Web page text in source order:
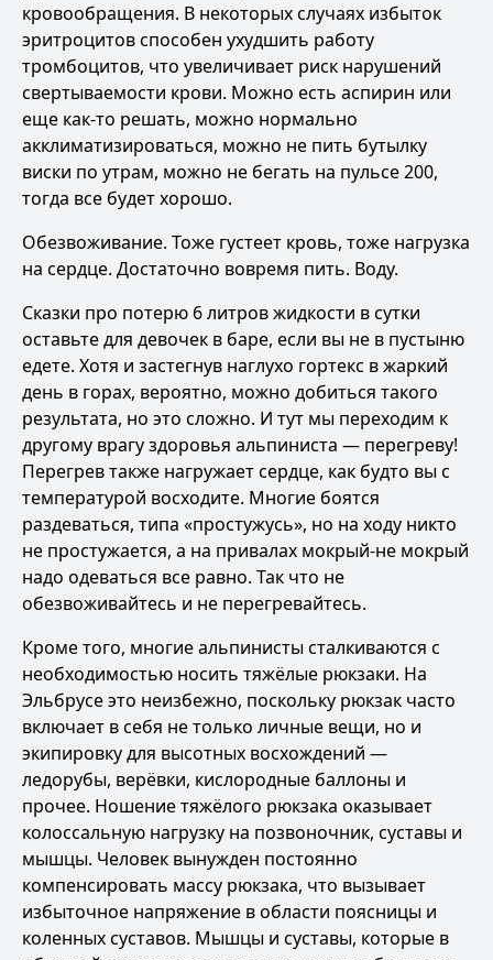
кровообращения. В некоторых случаях избыток
эритроцитов способен ухудшить работу
тромбоцитов, что увеличивает риск нарушений
свертываемости крови. Можно есть аспирин или
еще как-то решать, можно нормально
акклиматизироваться, можно не пить бутылку
виски по утрам, можно не бегать на пульсе 200,
тогда все будет хорошо.
Обезвоживание. Тоже густеет кровь, тоже нагрузка
на сердце. Достаточно вовремя пить. Воду.
Сказки про потерю 6 литров жидкости в сутки
оставьте для девочек в баре, если вы не в пустыню
едете. Хотя и застегнув наглухо гортекс в жаркий
день в горах, вероятно, можно добиться такого
результата, но это сложно. И тут мы переходим к
другому врагу здоровья альпиниста — перегреву!
Перегрев также нагружает сердце, как будто вы с
температурой восходите. Многие боятся
раздеваться, типа «простужусь», но на ходу никто
не простужается, а на привалах мокрый-не мокрый
надо одеваться все равно. Так что не
обезвоживайтесь и не перегревайтесь.
Кроме того, многие альпинисты сталкиваются с
необходимостью носить тяжёлые рюкзаки. На
Эльбрусе это неизбежно, поскольку рюкзак часто
включает в себя не только личные вещи, но и
экипировку для высотных восхождений —
ледорубы, верёвки, кислородные баллоны и
прочее. Ношение тяжёлого рюкзака оказывает
колоссальную нагрузку на позвоночник, суставы и
мышцы. Человек вынужден постоянно
компенсировать массу рюкзака, что вызывает
избыточное напряжение в области поясницы и
коленных суставов. Мышцы и суставы, которые в